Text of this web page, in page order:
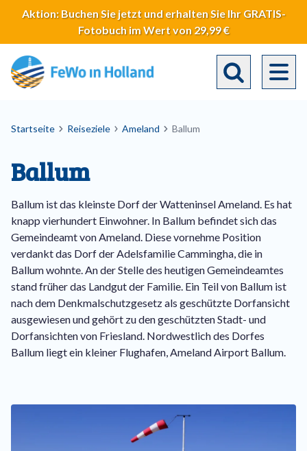
Direkt
Inhalt
Aktion: Buchen Sie jetzt und erhalten Sie Ihr GRATIS-
Fotobuch im Wert von 29,99 €
Toggle search
Breadcrumb
Startseite Reiseziele Ameland Ballum
Ballum
Ballum ist das kleinste Dorf der Watteninsel Ameland. Es hat
knapp vierhundert Einwohner. In Ballum befindet sich das
Gemeindeamt von Ameland. Diese vornehme Position
verdankt das Dorf der Adelsfamilie Cammingha, die in
Ballum wohnte. An der Stelle des heutigen Gemeindeamtes
stand früher das Landgut der Familie. Ein Teil von Ballum ist
nach dem Denkmalschutzgesetz als geschützte Dorfansicht
ausgewiesen und gehört zu den geschützten Stadt- und
Dorfansichten von Friesland. Nordwestlich des Dorfes
Ballum liegt ein kleiner Flughafen, Ameland Airport Ballum.